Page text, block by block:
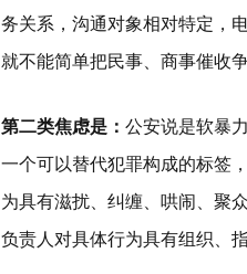
务关系，沟通对象相对特定，
就不能简单把民事、商事催收
第二类焦虑是： 公安说是软暴
一个可以替代犯罪构成的标签
为具有滋扰、纠缠、哄闹、聚
负责人对具体行为具有组织、指